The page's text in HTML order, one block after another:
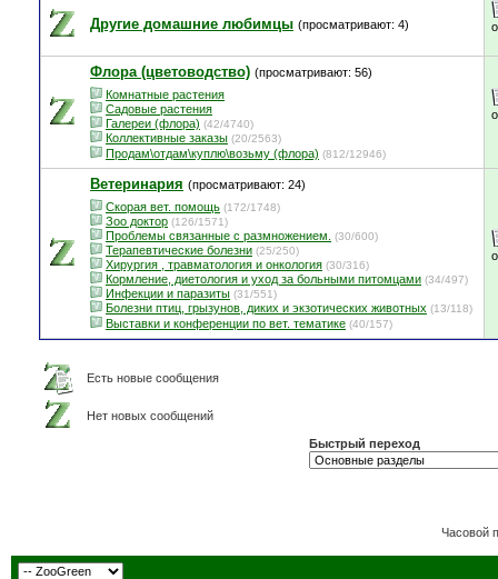
Другие домашние любимцы (просматривают: 4)
Флора (цветоводство) (просматривают: 56)
Комнатные растения
Садовые растения
Галереи (флора) (42/4740)
Коллективные заказы (20/2563)
Продам\отдам\куплю\возьму (флора) (812/12946)
Ветеринария (просматривают: 24)
Скорая вет. помощь (172/1748)
Зоо доктор (126/1571)
Проблемы связанные с размножением. (30/600)
Терапевтические болезни (25/250)
Хирургия , травматология и онкология (30/316)
Кормление, диетология и уход за больными питомцами (34/497)
Инфекции и паразиты (31/551)
Болезни птиц, грызунов, диких и экзотических животных (13/118)
Выставки и конференции по вет. тематике (40/157)
Есть новые сообщения
Нет новых сообщений
Быстрый переход
Часовой